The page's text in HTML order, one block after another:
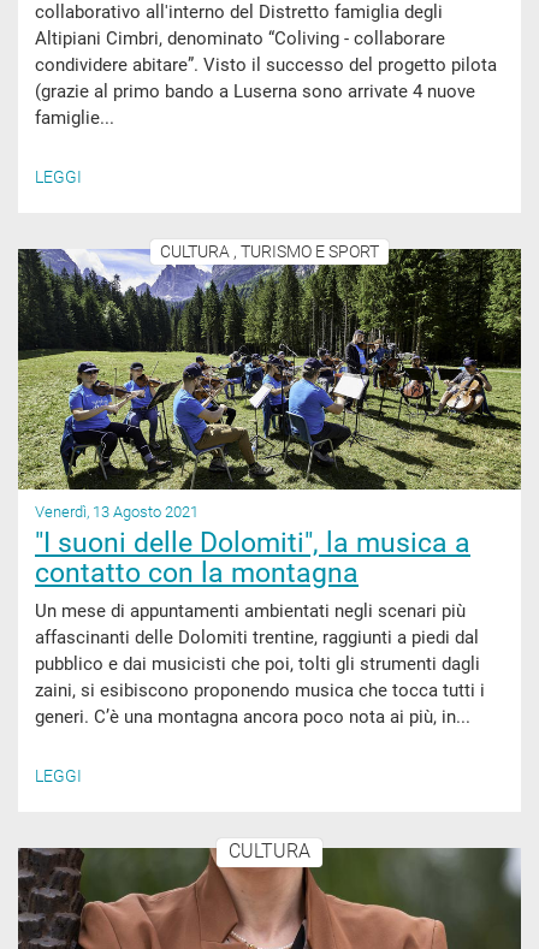
collaborativo all'interno del Distretto famiglia degli
Altipiani Cimbri, denominato “Coliving - collaborare
condividere abitare”. Visto il successo del progetto pilota
(grazie al primo bando a Luserna sono arrivate 4 nuove
famiglie...
LEGGI
CULTURA , TURISMO E SPORT
Venerdì, 13 Agosto 2021
"I suoni delle Dolomiti", la musica a
contatto con la montagna
Un mese di appuntamenti ambientati negli scenari più
affascinanti delle Dolomiti trentine, raggiunti a piedi dal
pubblico e dai musicisti che poi, tolti gli strumenti dagli
zaini, si esibiscono proponendo musica che tocca tutti i
generi. C’è una montagna ancora poco nota ai più, in...
LEGGI
CULTURA